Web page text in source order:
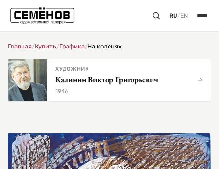
RU/EN
Главная/Купить/Графика/На коленях
ХУДОЖНИК
Калинин Виктор Григорьевич
1946